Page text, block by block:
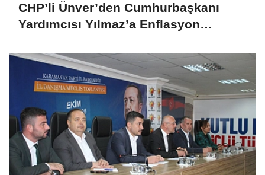
CHP’li Ünver’den Cumhurbaşkanı
Yardımcısı Yılmaz’a Enflasyon
Iskalanıyor?